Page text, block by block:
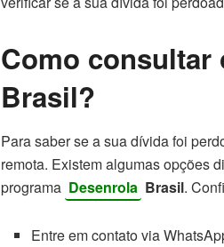
Como consultar
Brasil?
Para saber se a sua dívida foi
remota. Existem algumas opções
programa Desenrola Brasil.
Entre em contato via